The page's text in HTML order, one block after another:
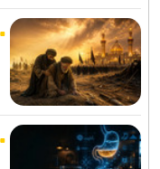
شدن ۵۸ نیروی وابسته به دولت مستعفی خبر داد
از ۷۰ نفر بازداشت شدند
مهاجرانی: آذربایجان
است